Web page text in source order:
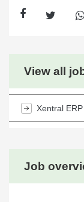
Job
View all
Xentral